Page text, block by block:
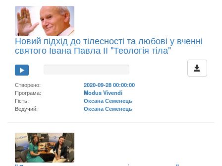
Новий підхід до тілесності та любові у вченні
святого Івана Павла ІІ "Теологія тіла"
Створено:
2020-09-28 00:00:00
Програма:
Modus Vivendi
Гість:
Оксана Семенець
Ведучий:
Оксана Семенець